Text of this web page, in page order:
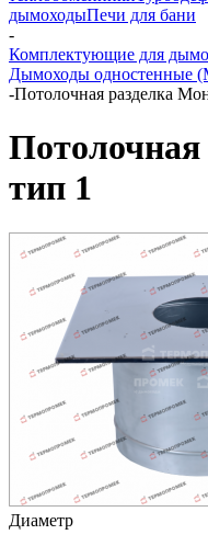
дымоходыПечи для бани
-
Комплектующие для
Дымоходы
-Потолочная разделка
тип 1
Диаметр